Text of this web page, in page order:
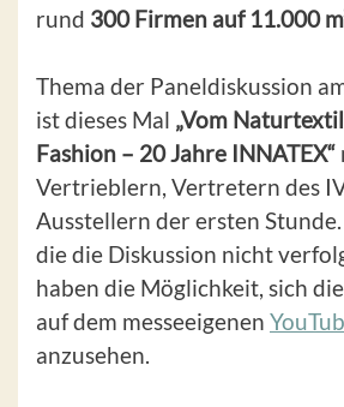
rund 300 Firmen auf 11.000
Thema der Paneldiskussion
ist dieses Mal „Vom
Fashion – 20 Jahre INNATEX“
Vertrieblern, Vertretern des
Ausstellern der ersten
die die Diskussion nicht
haben die Möglichkeit, sich
auf dem messeeigenen
anzusehen.